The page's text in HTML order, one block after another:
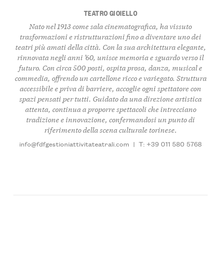
TEATRO GIOIELLO
Nato nel 1913 come sala cinematografica, ha vissuto
trasformazioni e ristrutturazioni fino a diventare uno dei
teatri più amati della città. Con la sua architettura elegante,
rinnovata negli anni ’60, unisce memoria e sguardo verso il
futuro. Con circa 500 posti, ospitaprosa, danza, musicale
commedia, offrendo un cartellone ricco e variegato. Struttura
accessibilee priva di barriere, accoglie ogni spettatore con
spazi pensati per tutti. Guidato da una direzione artistica
attenta, continua a proporre spettacoli che intrecciano
tradizioneeinnovazione, confermandosi un punto di
riferimento della scena culturale torinese.
info@fdfgestioniattivitateatrali.com | T: +39 011 580 5768